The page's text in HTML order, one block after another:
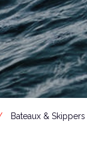
Bateaux & Skippers